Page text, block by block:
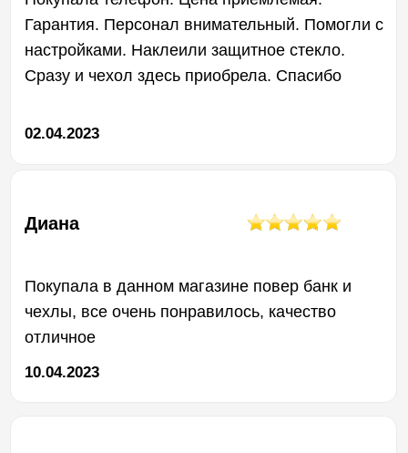
клиентов. Мы уверены, что наша
гарантийная политика защитит вас
от непредвиденных проблем
и обеспечит вам спокойствие при